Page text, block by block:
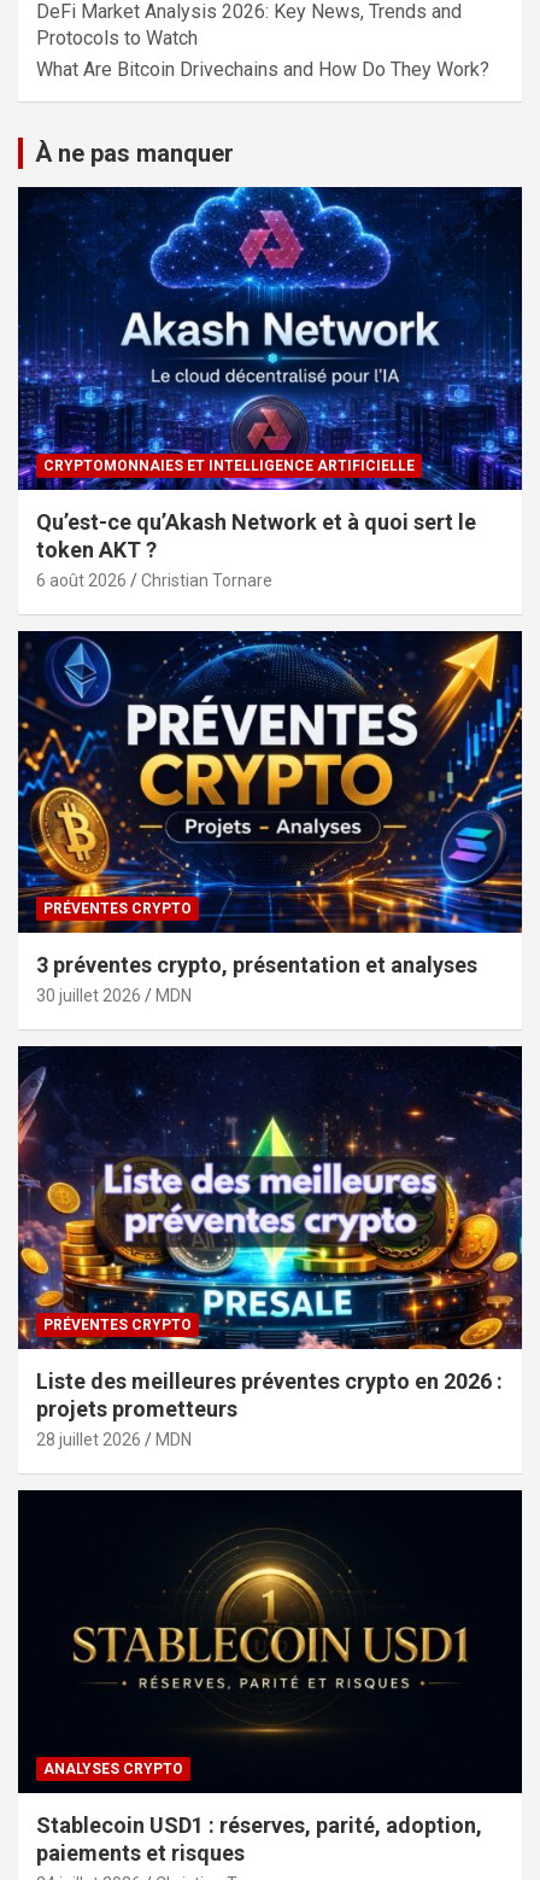
DeFi Market Analysis 2026: Key News, Trends and
Protocols to Watch
What Are Bitcoin Drivechains and How Do They Work?
À ne pas manquer
CRYPTOMONNAIES ET INTELLIGENCE ARTIFICIELLE
Qu’est-ce qu’Akash Network et à quoi sert le
token AKT ?
6 août 2026 Christian Tornare
PRÉVENTES CRYPTO
3 préventes crypto, présentation et analyses
30 juillet 2026 MDN
PRÉVENTES CRYPTO
Liste des meilleures préventes crypto en 2026 :
projets prometteurs
28 juillet 2026 MDN
ANALYSES CRYPTO
Stablecoin USD1 : réserves, parité, adoption,
paiements et risques